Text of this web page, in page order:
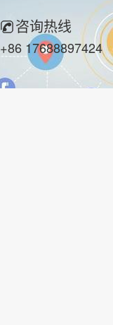
咨询热线
+86 17688897424